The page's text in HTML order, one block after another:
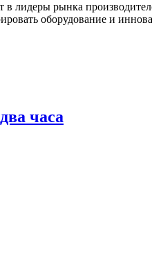
в лидеры рынка
оборудование и
часа